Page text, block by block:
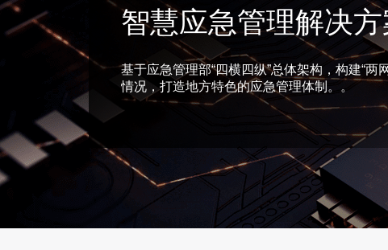
智慧应急管理解决
基于应急管理部“四横四纵”总体架构，构建“两
情况，打造地方特色的应急管理体制。。